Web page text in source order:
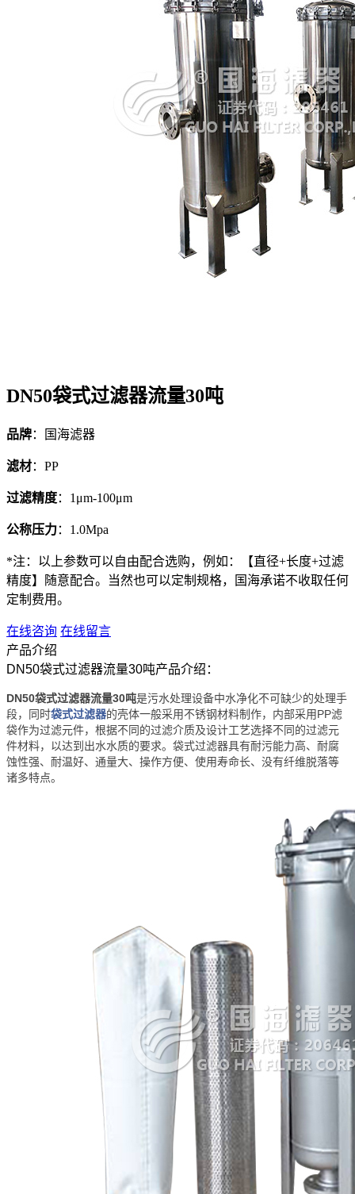
DN50袋式过滤器流量30吨
品牌：国海滤器
滤材：PP
过滤精度：1μm-100μm
公称压力：1.0Mpa
*注：以上参数可以自由配合选购，例如：【直径+长度+过滤
精度】随意配合。当然也可以定制规格，国海承诺不收取任何
定制费用。
在线咨询 在线留言
产品介绍
DN50袋式过滤器流量30吨产品介绍：
DN50袋式过滤器流量30吨是污水处理设备中水净化不可缺少的处理手
段，同时袋式过滤器的壳体一般采用不锈钢材料制作，内部采用PP滤
袋作为过滤元件，根据不同的过滤介质及设计工艺选择不同的过滤元
件材料，以达到出水水质的要求。袋式过滤器具有耐污能力高、耐腐
蚀性强、耐温好、通量大、操作方便、使用寿命长、没有纤维脱落等
诸多特点。